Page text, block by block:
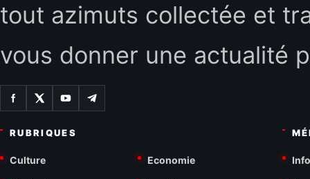
tout azimuts collectée et
vous donner une actualité
RUBRIQUES
Culture Economie